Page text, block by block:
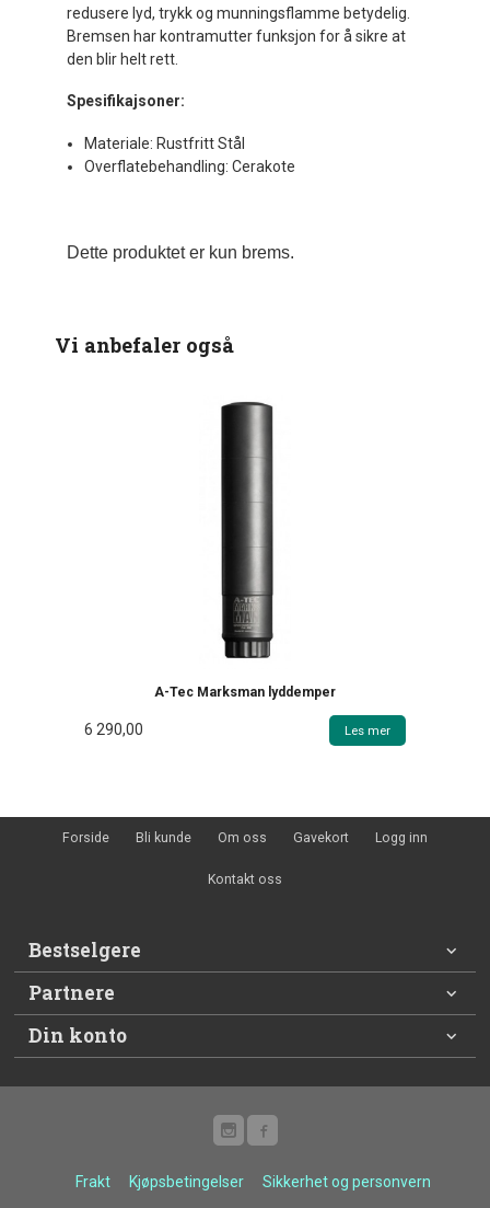
redusere lyd, trykk og munningsflamme betydelig.
Bremsen har kontramutter funksjon for å sikre at
den blir helt rett.
Spesifikajsoner:
Materiale: Rustfritt Stål
Overflatebehandling: Cerakote
Dette produktet er kun brems.
Vi anbefaler også
A-Tec Marksman lyddemper
6 290,00 Les mer
Forside Bli kunde Om oss Gavekort Logg inn
Kontakt oss
Bestselgere
Partnere
Din konto
Frakt Kjøpsbetingelser Sikkerhet og personvern